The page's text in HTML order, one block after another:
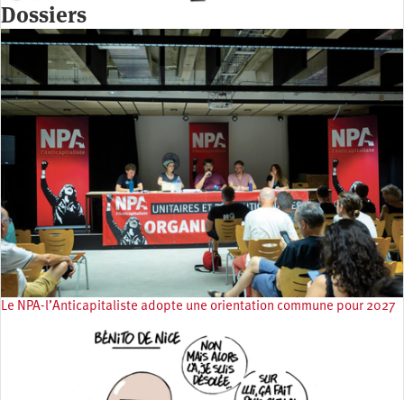
Dossiers
Le NPA-l’Anticapitaliste adopte une orientation commune pour 2027